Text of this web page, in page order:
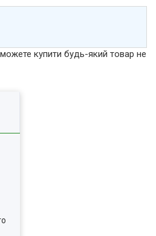
можете купити будь-який товар не